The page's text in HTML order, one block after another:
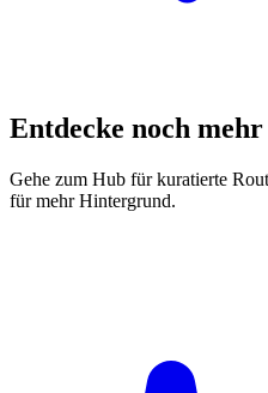
Entdecke noch
Gehe zum Hub für kuratierte
für mehr Hintergrund.